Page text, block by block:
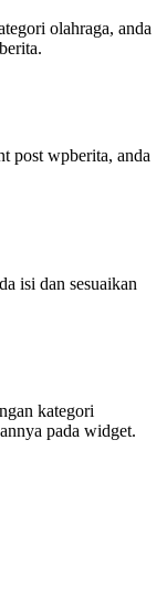
olahraga, anda
post wpberita, anda
isi dan sesuaikan
kategori
pada widget.